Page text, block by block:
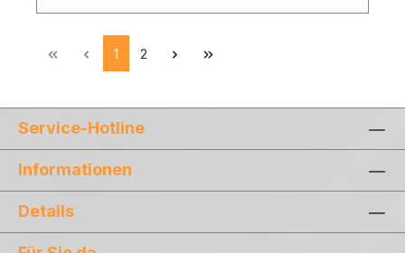
Seite
1 Seite
2
Service-Hotline
Informationen
Details